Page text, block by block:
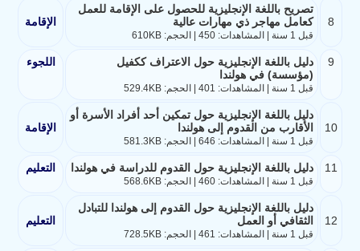
8
تصريح باللغة الإنجليزية للحصول على الإقامة للعمل
كعامل مهاجر ذي مهارات عالية
قبل 1 سنة | المشاهدات: 450 | الحجم: 610KB
الإقامة
9
دليل باللغة الإنجليزية حول الاعتراف ككفيل
(مؤسسة) في هولندا
قبل 1 سنة | المشاهدات: 401 | الحجم: 529.4KB
اللجوء
10
دليل باللغة الإنجليزية حول تمكين أحد أفراد الأسرة أو
الأقارب من القدوم إلى هولندا
قبل 1 سنة | المشاهدات: 646 | الحجم: 581.3KB
الإقامة
11 دليل باللغة الإنجليزية حول القدوم للدراسة في هولندا
قبل 1 سنة | المشاهدات: 460 | الحجم: 568.6KB
التعليم
12
دليل باللغة الإنجليزية حول القدوم إلى هولندا للتبادل
الثقافي أو العمل
قبل 1 سنة | المشاهدات: 461 | الحجم: 728.5KB
التعليم